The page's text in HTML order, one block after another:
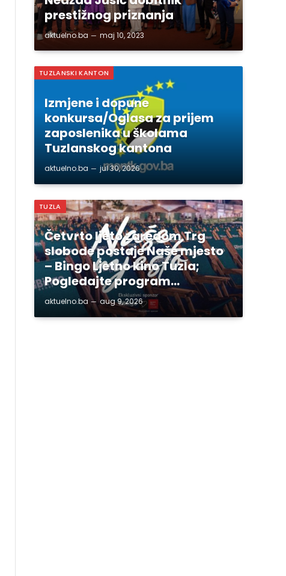
prestižnog priznanja
aktuelno.ba maj 10, 2023
TUZLANSKI KANTON
Izmjene i dopune
konkursa/Oglasa za prijem
zaposlenika u školama
Tuzlanskog kantona
aktuelno.ba jul 30, 2026
TUZLA
Četvrto ljeto zaredom Trg
slobode postaje Naše mjesto
– Bingo Ljetno kino Tuzla;
Pogledajte program…
aktuelno.ba aug 9, 2026